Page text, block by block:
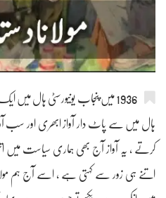
1936 میں پنجاب یونیورسٹی ہال میں
ہال میں سے پاٹ دار آواز ابھری اور سب
کرتے ، یہ آواز آج بھی ہماری سیاست میں
اتنے ہی زور سے کہتی ہے ، اسے آج ہم